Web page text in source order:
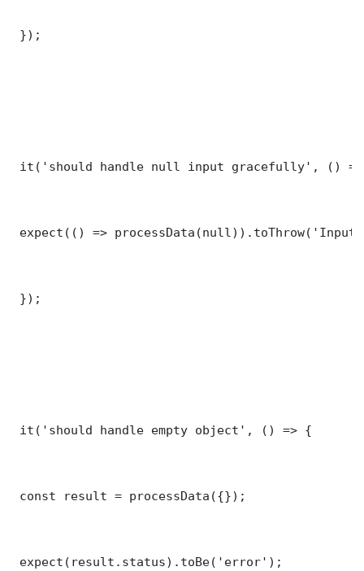
});
it('should handle null input gracefully', ()
expect(() =>
});
it('should handle empty object', () => {
const result = processData({});
expect(result.status).toBe('error');